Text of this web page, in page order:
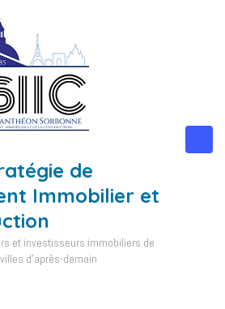
de
Immobilier et
et investisseurs immobiliers de
d'après-demain